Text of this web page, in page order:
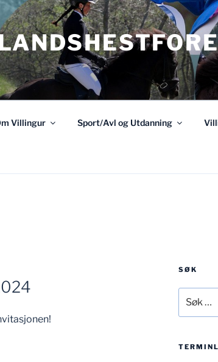
Villingur Sport/Avl og Utdanning
SØK
etter: